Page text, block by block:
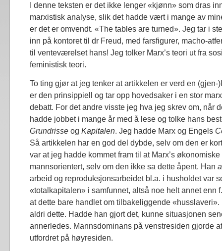
I denne teksten er det ikke lenger «kjønn» som dras
marxistisk analyse, slik det hadde vært i mange av
er det er omvendt. «The tables are turned». Jeg tar i
inn på kontoret til dr Freud, med farsfigurer, macho-
til venteværelset hans! Jeg tolker Marx’s teori ut fra
feministisk teori.
To ting gjør at jeg tenker at artikkelen er verd en (gjen-
er den prinsippiell og tar opp hovedsaker i en stor
debatt. For det andre visste jeg hva jeg skrev om, når
hadde jobbet i mange år med å lese og tolke hans
Grundrisse og Kapitalen. Jeg hadde Marx og Engels
Så artikkelen har en god del dybde, selv om den er
var at jeg hadde kommet fram til at Marx’s
mannsorientert, selv om den ikke sa dette åpent. Han
arbeid og reproduksjonsarbeidet bl.a. i husholdet var
«totalkapitalen» i samfunnet, altså noe helt annet enn
at dette bare handlet om tilbakeliggende «husslaveri».
aldri dette. Hadde han gjort det, kunne situasjonen
annerledes. Mannsdominans på venstresiden gjorde
utfordret på høyresiden.